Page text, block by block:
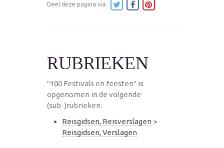
Deel deze pagina via:
RUBRIEKEN
"100 Festivals en feesten" is
opgenomen in de volgende
(sub-)rubrieken:
Reisgidsen, Reisverslagen >
Reisgidsen, Verslagen